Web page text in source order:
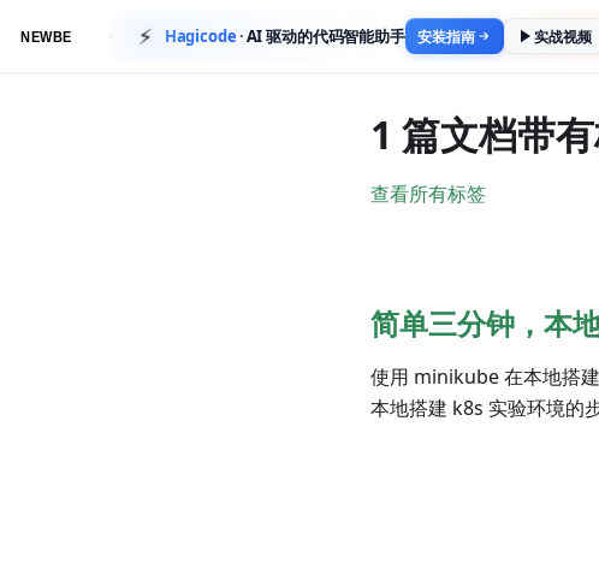
⚡ Hagicode·AI 驱动的代码智能助手 安装指南 实战视频
1 篇文档带
查看所有标签
简单三分钟，本
使用 minikube 在本地搭
本地搭建 k8s 实验环境的步